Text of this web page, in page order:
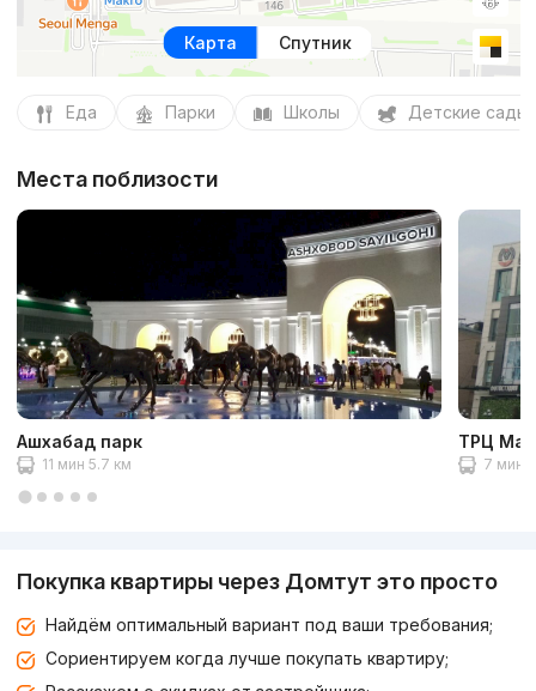
Карта Спутник
Еда Парки Школы Детские сады
Места поблизости
Ашхабад парк
11 мин 5.7 км
ТРЦ
7 мин
Покупка квартиры через Домтут это просто
Найдём оптимальный вариант под ваши требования;
Сориентируем когда лучше покупать квартиру;